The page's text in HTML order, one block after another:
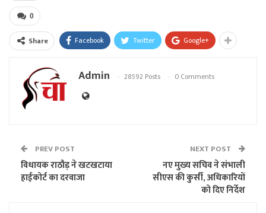
0
Share Facebook Twitter Google+
Admin 28592 Posts 0 Comments
PREV POST
विधायक राठौड़ ने खटखटाया
हाईकोर्ट का दरवाजा
NEXT POST
नए मुख्य सचिव ने संभाली
सीएस की कुर्सी, अधिकारियों
को दिए निर्देश